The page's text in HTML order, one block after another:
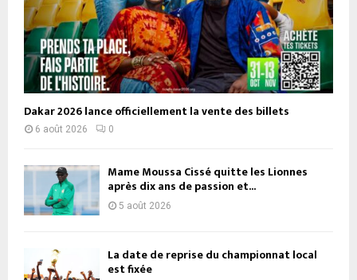
Dakar 2026 lance officiellement la vente des billets
6 août 2026 0
Mame Moussa Cissé quitte les Lionnes
après dix ans de passion et...
5 août 2026
La date de reprise du championnat local
est fixée